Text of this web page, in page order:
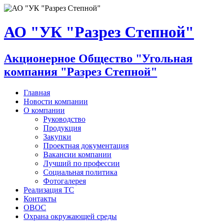
АО "УК "Разрез Степной"
Акционерное Общество "Угольная
компания "Разрез Степной"
Главная
Новости компании
О компании
Руководство
Продукция
Закупки
Проектная документация
Вакансии компании
Лучший по профессии
Социальная политика
Фотогалерея
Реализация ТС
Контакты
ОВОС
Охрана окружающей среды